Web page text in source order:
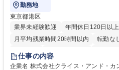
勤務地
東京都港区
業界未経験歓迎
年間休日120日以上
月平均残業時間20時間以内
転勤な
育休あり
完全週休2日制
駅近5分以内
土日祝休み
仕事の内容
企業名 株式会社クライス・アンド・カンパニー 求人名 【汐